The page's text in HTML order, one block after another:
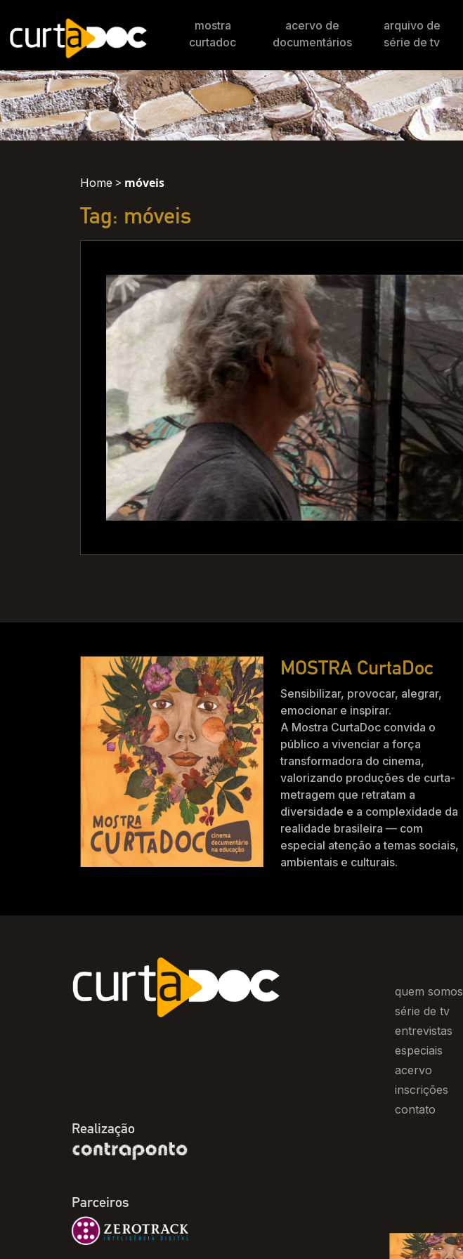
mostra
curtadoc
acervo de
documentários
arquivo de
série de tv
Home > móveis
Tag: móveis
MOSTRA CurtaDoc
Sensibilizar, provocar, alegrar,
emocionar e inspirar.
A Mostra CurtaDoc convida o
público a vivenciar a força
transformadora do cinema,
valorizando produções de curta-
metragem que retratam a
diversidade e a complexidade da
realidade brasileira — com
especial atenção a temas sociais,
ambientais e culturais.
Realização
Parceiros
quem somos
série de tv
entrevistas
especiais
acervo
inscrições
contato